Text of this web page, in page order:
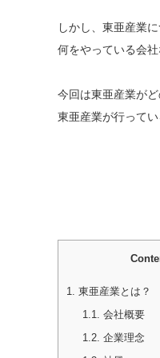
しかし、東亜産業
何をやっている会
今回は東亜産業がど
東亜産業が行って
1.
東亜産業とは？
1.1.
会社概要
1.2. 企業理念